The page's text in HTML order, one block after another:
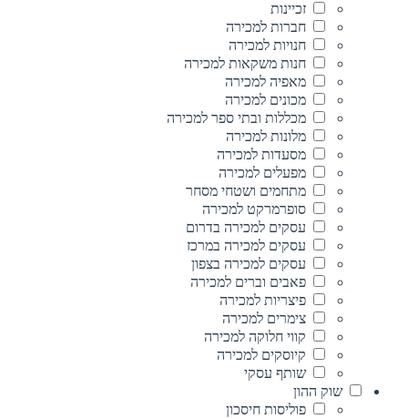
זכיינות
חברות למכירה
חנויות למכירה
חנות משקאות למכירה
מאפיה למכירה
מכונים למכירה
מכללות ובתי ספר למכירה
מלונות למכירה
מסעדות למכירה
מפעלים למכירה
מתחמים ושטחי מסחר
סופרמרקט למכירה
עסקים למכירה בדרום
עסקים למכירה במרכז
עסקים למכירה בצפון
פאבים וברים למכירה
פיצריות למכירה
צימרים למכירה
קווי חלוקה למכירה
קיוסקים למכירה
שותף עסקי
שוק ההון
פוליסות חיסכון